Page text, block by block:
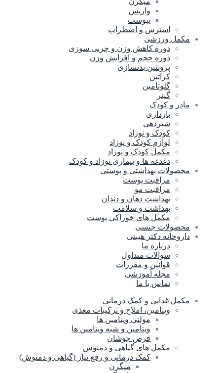
واریس
یبوست
استرس و اضطراب
مکمل ورزشی
دوره کاهش وزن و چربی سوزی
دوره حجم و افزایش وزن
پروتئین بدنسازی
کراتین
گلوتامین
گینر
مادر و کودک
بارداری
شیردهی
کودک و نوزاد
لوازم کودک و نوزاد
مکمل کودک و نوزاد
دغدغه ها و بیماری نوزاد و کودک
محصولات بهداشتی و پوستی
مراقبت پوست
مراقبت مو
بهداشت دهان و دندان
بهداشت و سلامت
مکمل های خوراکی پوست
محصولات جنسی
داروخانه دکتر هیبتی
درباره ما
سوالات متداول
قوانین و مقررات
مجله آموزشی
تماس با ما
مکمل غذایی و کمک درمانی
ویتامین، املاح و ترکیبات مغذی
مولتی ویتامین ها
ویتامین و شبه ویتامین ها
قرص جوشان
مکمل های گیاهی و دمنوش
کمک درمانی و رفع نیاز (گیاهی و دمنوش)
میگرن